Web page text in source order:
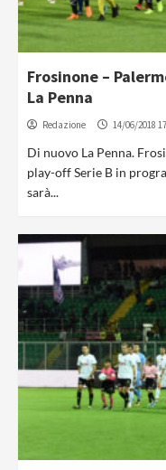
Frosinone –
La Penna
Redazione 14/06/2018
Di nuovo La Penna.
play-off Serie B in
sarà...